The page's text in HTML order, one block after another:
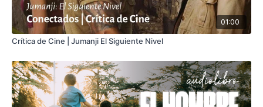
01:00
Crítica de Cine | Jumanji El Siguiente Nivel